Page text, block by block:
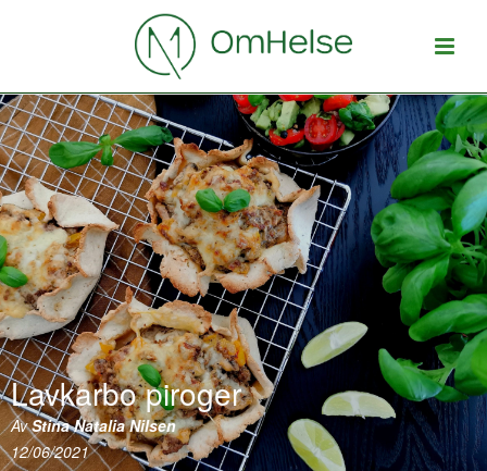
Lavkarbo piroger
AvStina Natalia Nilsen
12/06/2021